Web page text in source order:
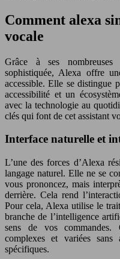
Comment alexa
vocale
Grâce à ses nombreuses
sophistiquée, Alexa offre
accessible. Elle se distingue
accessibilité et un
avec la technologie au
clés qui font de cet assistant
Interface naturelle et
L’une des forces d’Alexa
langage naturel. Elle ne se
vous prononcez, mais
derrière. Cela rend
Pour cela, Alexa utilise le
branche de l’intelligence
sens de vos commandes.
complexes et variées sans
spécifiques.